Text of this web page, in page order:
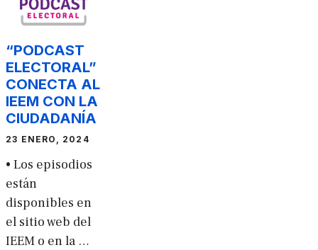
“PODCAST
ELECTORAL”
CONECTA AL
IEEM CON LA
CIUDADANÍA
23 ENERO, 2024
• Los episodios
están
disponibles en
el sitio web del
IEEM o en la …